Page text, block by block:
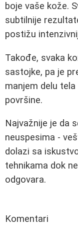
boje vaše kože.
subtilnije
postižu
Takođe, svaka
sastojke, pa je
manjem delu
površine.
Najvažnije je da
neuspesima -
dolazi sa
tehnikama dok
odgovara.
Komentari